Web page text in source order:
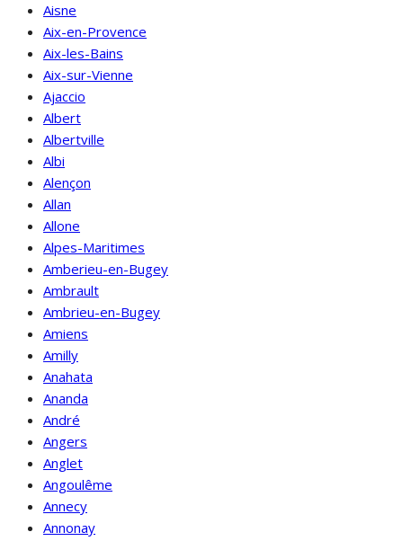
Aisne
Aix-en-Provence
Aix-les-Bains
Aix-sur-Vienne
Ajaccio
Albert
Albertville
Albi
Alençon
Allan
Allone
Alpes-Maritimes
Amberieu-en-Bugey
Ambrault
Ambrieu-en-Bugey
Amiens
Amilly
Anahata
Ananda
André
Angers
Anglet
Angoulême
Annecy
Annonay